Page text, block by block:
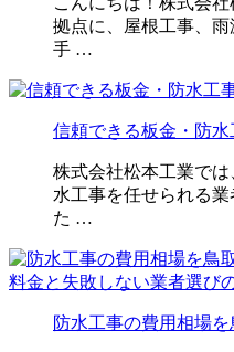
拠点に、屋根工事、雨
手 …
信頼できる板金・防
株式会社松本工業で
水工事を任せられる
た …
防水工事の費用相場